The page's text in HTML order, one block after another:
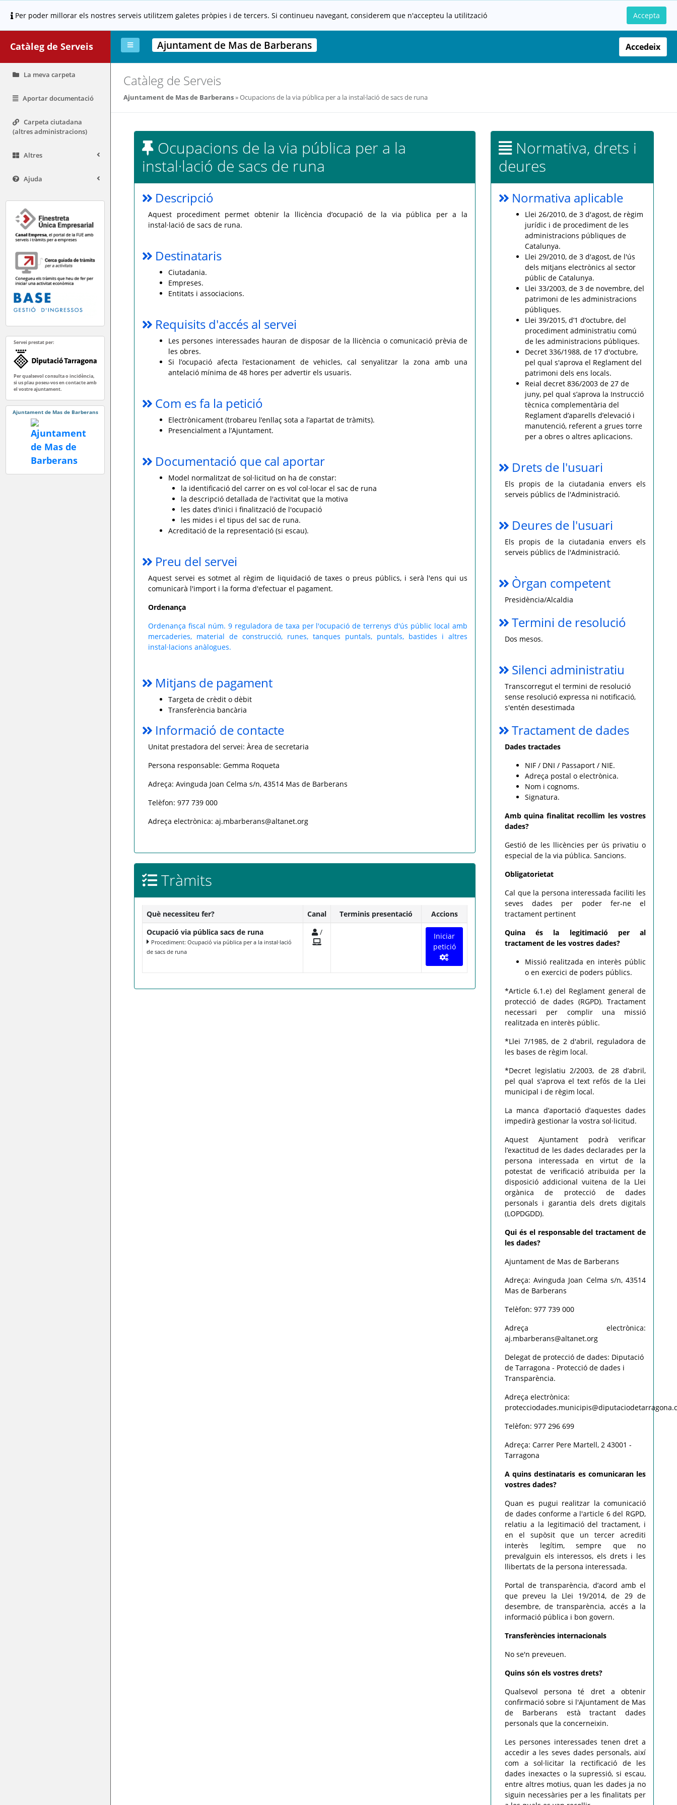
Per poder millorar els nostres serveis utilitzem galetes pròpies i de tercers. Si continueu navegant, considerem que n'accepteu la utilització Accepta
Catàleg de Serveis
La meva carpeta
Aportar documentació
Carpeta ciutadana
(altres administracions)
Altres
Ajuda
Servei prestat per:
Per qualsevol consulta o incidència,
si us plau poseu-vos en contacte amb
el vostre ajuntament.
Ajuntament de Mas de Barberans
Ajuntament de Mas de Barberans Accedeix
Catàleg de Serveis
Ajuntament de Mas de Barberans Ocupacions de la via pública per a la instal·lació de sacs de runa
Ocupacions de la via pública per a la
instal·lació de sacs de runa
Descripció
Aquest procediment permet obtenir la llicència d’ocupació de la via pública per a la
instal·lació de sacs de runa.
Destinataris
Ciutadania.
Empreses.
Entitats i associacions.
Requisits d'accés al servei
Les persones interessades hauran de disposar de la llicència o comunicació prèvia de
les obres.
Si l’ocupació afecta l’estacionament de vehicles, cal senyalitzar la zona amb una
antelació mínima de 48 hores per advertir els usuaris.
Com es fa la petició
Electrònicament (trobareu l’enllaç sota a l’apartat de tràmits).
Presencialment a l’Ajuntament.
Documentació que cal aportar
Model normalitzat de sol·licitud on ha de constar:
la identificació del carrer on es vol col·locar el sac de runa
la descripció detallada de l'activitat que la motiva
les dates d'inici i finalització de l'ocupació
les mides i el tipus del sac de runa.
Acreditació de la representació (si escau).
Preu del servei
Aquest servei es sotmet al règim de liquidació de taxes o preus públics, i serà l'ens qui us
comunicarà l'import i la forma d'efectuar el pagament.
Ordenança
Ordenança fiscal núm. 9 reguladora de taxa per l'ocupació de terrenys d'ús públic local amb
mercaderies, material de construcció, runes, tanques puntals, puntals, bastides i altres
instal·lacions anàlogues.
Mitjans de pagament
Targeta de crèdit o dèbit
Transferència bancària
Informació de contacte
Unitat prestadora del servei: Àrea de secretaria
Persona responsable: Gemma Roqueta
Adreça: Avinguda Joan Celma s/n, 43514 Mas de Barberans
Telèfon: 977 739 000
Adreça electrònica: aj.mbarberans@altanet.org
Tràmits
Què necessiteu fer? Canal Terminis presentació
Accions
Ocupació via pública sacs de runa
Procediment: Ocupació via pública per a la instal·lació
de sacs de runa
/
Iniciar
petició
Normativa, drets i
deures
Normativa aplicable
Llei 26/2010, de 3 d'agost, de règim
jurídic i de procediment de les
administracions públiques de
Catalunya.
Llei 29/2010, de 3 d'agost, de l'ús
dels mitjans electrònics al sector
públic de Catalunya.
Llei 33/2003, de 3 de novembre, del
patrimoni de les administracions
públiques.
Llei 39/2015, d’1 d’octubre, del
procediment administratiu comú
de les administracions públiques.
Decret 336/1988, de 17 d'octubre,
pel qual s'aprova el Reglament del
patrimoni dels ens locals.
Reial decret 836/2003 de 27 de
juny, pel qual s’aprova la Instrucció
tècnica complementària del
Reglament d’aparells d’elevació i
manutenció, referent a grues torre
per a obres o altres aplicacions.
Drets de l'usuari
Els propis de la ciutadania envers els
serveis públics de l'Administració.
Deures de l'usuari
Els propis de la ciutadania envers els
serveis públics de l'Administració.
Òrgan competent
Presidència/Alcaldia
Termini de resolució
Dos mesos.
Silenci administratiu
Transcorregut el termini de resolució
sense resolució expressa ni notificació,
s'entén desestimada
Tractament de dades
Dades tractades
NIF / DNI / Passaport / NIE.
Adreça postal o electrònica.
Nom i cognoms.
Signatura.
Amb quina finalitat recollim les vostres
dades?
Gestió de les llicències per ús privatiu o
especial de la via pública. Sancions.
Obligatorietat
Cal que la persona interessada faciliti les
seves dades per poder fer-ne el
tractament pertinent
Quina és la legitimació per al
tractament de les vostres dades?
Missió realitzada en interès públic
o en exercici de poders públics.
*Article 6.1.e) del Reglament general de
protecció de dades (RGPD). Tractament
necessari per complir una missió
realitzada en interès públic.
*Llei 7/1985, de 2 d'abril, reguladora de
les bases de règim local.
*Decret legislatiu 2/2003, de 28 d’abril,
pel qual s'aprova el text refós de la Llei
municipal i de règim local.
La manca d’aportació d’aquestes dades
impedirà gestionar la vostra sol·licitud.
Aquest Ajuntament podrà verificar
l’exactitud de les dades declarades per la
persona interessada en virtut de la
potestat de verificació atribuïda per la
disposició addicional vuitena de la Llei
orgànica de protecció de dades
personals i garantia dels drets digitals
(LOPDGDD).
Qui és el responsable del tractament de
les dades?
Ajuntament de Mas de Barberans
Adreça: Avinguda Joan Celma s/n, 43514
Mas de Barberans
Telèfon: 977 739 000
Adreça electrònica:
aj.mbarberans@altanet.org
Delegat de protecció de dades: Diputació
de Tarragona - Protecció de dades i
Transparència.
Adreça electrònica:
Telèfon: 977 296 699
Adreça: Carrer Pere Martell, 2 43001 -
Tarragona
A quins destinataris es comunicaran les
vostres dades?
Quan es pugui realitzar la comunicació
de dades conforme a l'article 6 del RGPD,
relatiu a la legitimació del tractament, i
en el supòsit que un tercer acrediti
interès legítim, sempre que no
prevalguin els interessos, els drets i les
llibertats de la persona interessada.
Portal de transparència, d’acord amb el
que preveu la Llei 19/2014, de 29 de
desembre, de transparència, accés a la
informació pública i bon govern.
Transferències internacionals
No se'n preveuen.
Quins són els vostres drets?
Qualsevol persona té dret a obtenir
confirmació sobre si l'Ajuntament de Mas
de Barberans està tractant dades
personals que la concerneixin.
Les persones interessades tenen dret a
accedir a les seves dades personals, així
com a sol·licitar la rectificació de les
dades inexactes o la supressió, si escau,
entre altres motius, quan les dades ja no
siguin necessàries per a les finalitats per